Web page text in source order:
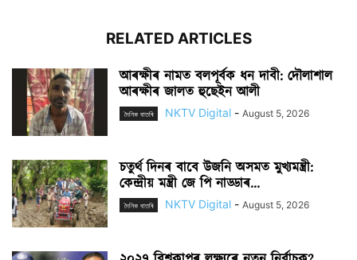
RELATED ARTICLES
আৰক্ষীৰ নামত বলপূৰ্বক ধন দাবী: দৌলাশাল
আৰক্ষীৰ জালত হুছেইন আলী
দৈনিক বাতৰি NKTV Digital - August 5, 2026
চতুৰ্থ দিনৰ বাবে উজনি অসমত মুখ্যমন্ত্ৰী:
কেন্দ্ৰীয় মন্ত্ৰী জে পি নাড্ডাৰ...
দৈনিক বাতৰি NKTV Digital - August 5, 2026